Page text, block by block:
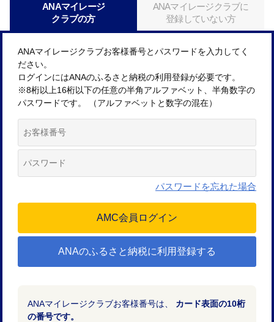
ANAマイレージ
クラブの方
ANAマイレージクラブに
登録していない方
ANAマイレージクラブお客様番号とパスワードを入力してく
ださい。
ログインにはANAのふるさと納税の利用登録が必要です。
※8桁以上16桁以下の任意の半角アルファベット、半角数字の
パスワードです。 （アルファベットと数字の混在）
パスワードを忘れた場合
ANAのふるさと納税に利用登録する
ANAマイレージクラブお客様番号は、 カード表面の10桁
の番号です。